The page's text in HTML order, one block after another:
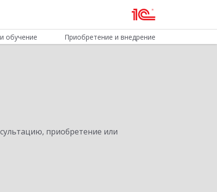
обучение Приобретение и внедрение
приобретение или